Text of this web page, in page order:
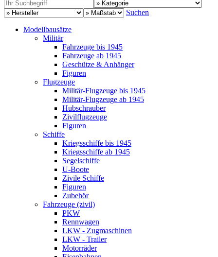
Suchen
Modellbausätze
Militär
Fahrzeuge bis 1945
Fahrzeuge ab 1945
Geschütze & Anhänger
Figuren
Flugzeuge
Militär-Flugzeuge bis 1945
Militär-Flugzeuge ab 1945
Hubschrauber
Zivilflugzeuge
Figuren
Schiffe
Kriegsschiffe bis 1945
Kriegsschiffe ab 1945
Segelschiffe
U-Boote
Zivile Schiffe
Figuren
Zubehör
Fahrzeuge (zivil)
PKW
Rennwagen
LKW - Zugmaschinen
LKW - Trailer
Motorräder